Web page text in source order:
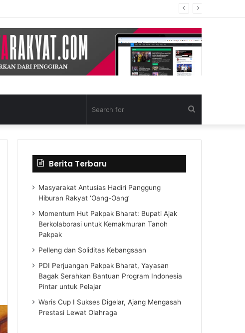
for
Berita Terbaru
Masyarakat Antusias Hadiri Panggung
Hiburan Rakyat ‘Oang-Oang’
Momentum Hut Pakpak Bharat: Bupati Ajak
Berkolaborasi untuk Kemakmuran Tanoh
Pakpak
Pelleng dan Soliditas Kebangsaan
PDI Perjuangan Pakpak Bharat, Yayasan
Bagak Serahkan Bantuan Program Indonesia
Pintar untuk Pelajar
Waris Cup I Sukses Digelar, Ajang Mengasah
Prestasi Lewat Olahraga